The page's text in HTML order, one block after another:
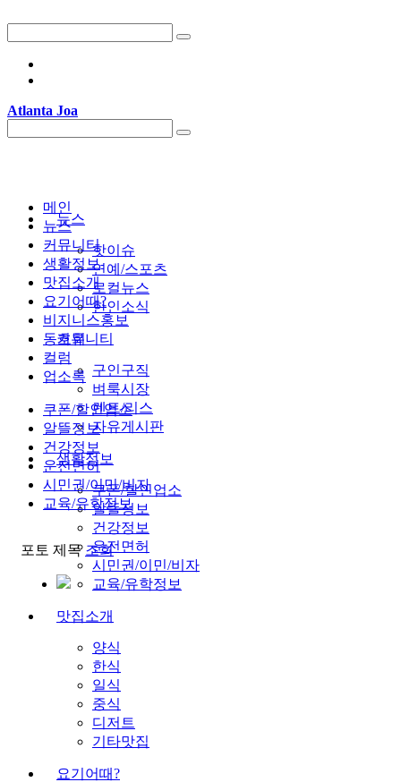
Atlanta Joa
뉴스
핫이슈
연예/스포츠
로컬뉴스
한인소식
커뮤니티
구인구직
벼룩시장
렌트/리스
자유게시판
생활정보
쿠폰/할인업소
알뜰정보
건강정보
운전면허
시민권/이민/비자
교육/유학정보
맛집소개
양식
한식
일식
중식
디저트
기타맛집
요기어때?
메인
뉴스
커뮤니티
생활정보
맛집소개
요기어때?
비지니스홍보
동호회
컬럼
업소록
쿠폰/할인업소
알뜰정보
건강정보
운전면허
시민권/이민/비자
교육/유학정보
포토 제목 조회